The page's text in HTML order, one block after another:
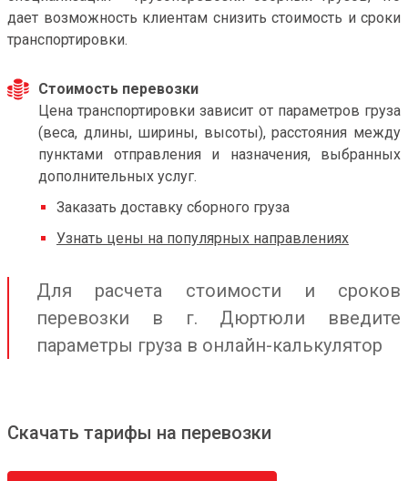
дает возможность клиентам снизить стоимость и сроки
транспортировки.
Стоимость перевозки
Цена транспортировки зависит от параметров груза
(веса, длины, ширины, высоты), расстояния между
пунктами отправления и назначения, выбранных
дополнительных услуг.
Заказать доставку сборного груза
Узнать цены на популярных направлениях
Для расчета стоимости и сроков
перевозки в г. Дюртюли введите
параметры груза в онлайн-калькулятор
Скачать тарифы на перевозки